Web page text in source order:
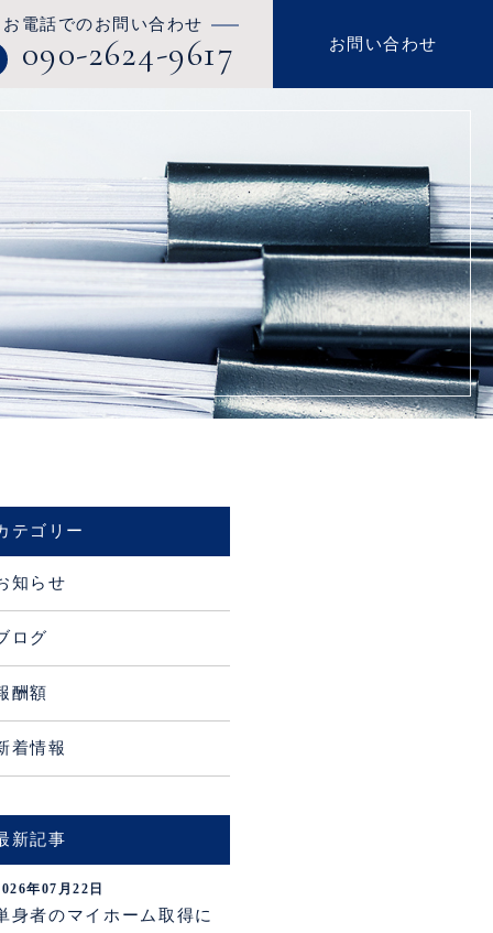
お電話でのお問い合わせ
090-2624-9617 お問い合わせ
テゴリー
知らせ
ログ
酬額
着情報
新記事
年07月22日
身者のマイホーム取得に